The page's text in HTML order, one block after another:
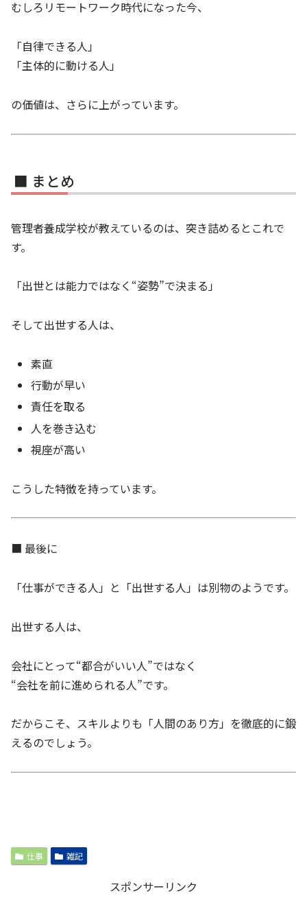
むしろリモートワーク時代になった今、
「自律できる人」
「主体的に動ける人」
の価値は、さらに上がっています。
■ まとめ
管理者養成学校が教えているのは、突き詰めるとこれで
す。
「出世とは能力ではなく“姿勢”で決まる」
そして出世する人は、
素直
行動が早い
責任を取る
人を巻き込む
視座が高い
こうした特徴を持っています。
■ 最後に
「仕事ができる人」と「出世する人」は別物のようです。
出世する人は、
会社にとって“都合がいい人”ではなく
“会社を前に進められる人”です。
だからこそ、スキルよりも「人間のあり方」を徹底的に鍛
えるのでしょう。
仕事 雑記
スポンサーリンク